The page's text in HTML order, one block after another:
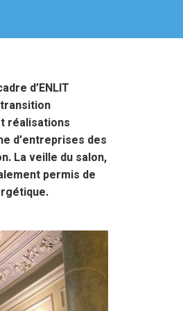
d’ENLIT
réalisations
d’entreprises des
La veille du salon,
permis de